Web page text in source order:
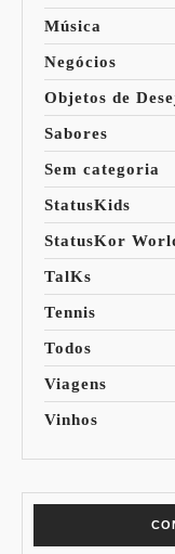
Música
Negócios
Objetos de
Sabores
Sem categoria
StatusKids
StatusKor
TalKs
Tennis
Todos
Viagens
Vinhos